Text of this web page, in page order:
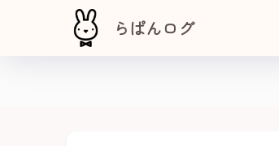
らぱんログ